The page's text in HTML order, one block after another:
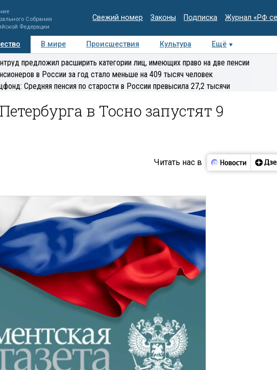
Собрания
Федерации
Свежий номер Законы Подписка Журнал «РФ
В мире Происшествия Культура
Ещё
Регионы Медиацентр Интервью Колумнисты
предложил расширить категории лиц, имеющих право на две пенсии
в России за год стало меньше на 409 тысяч человек
Средняя пенсия по старости в России превысила 27,2 тысячи
в Тосно запустят 9
Читать нас в